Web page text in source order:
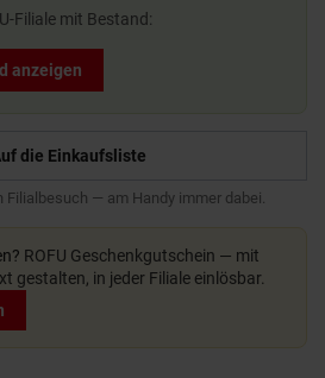
Filiale mit Bestand:
anzeigen
die Einkaufsliste
— am Handy immer dabei.
ROFU Geschenkgutschein — mit
gestalten, in jeder Filiale einlösbar.